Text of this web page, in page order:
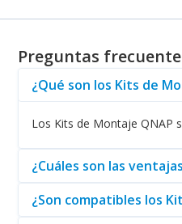
Ventajas de elegir Kits
Una de las principales
montaje. La calidad de los
accesorios compatibles,
Por otra parte, losKits de
crucial en un entorno donde
confiables.
Preguntas
¿Qué son los Kits de
Los Kits de Montaje QNAP
¿Cuáles son las
¿Son compatibles los